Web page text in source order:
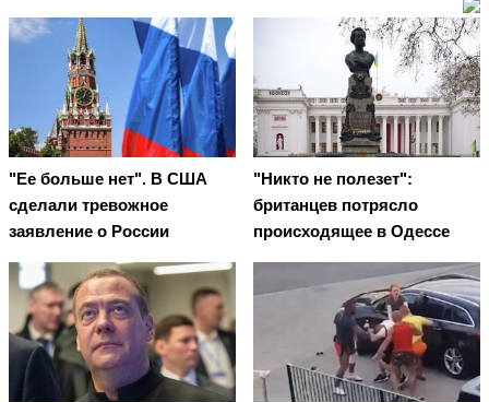
"Ее больше нет". В США
сделали тревожное
заявление о России
"Никто не полезет":
британцев потрясло
происходящее в Одессе